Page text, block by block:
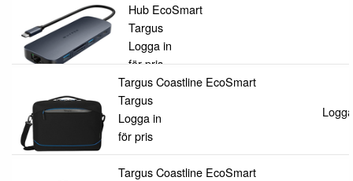
Hub EcoSmart
Targus
Logga in
för pris
Targus Coastline EcoSmart
Targus
Logga in
för pris
Targus Coastline EcoSmart